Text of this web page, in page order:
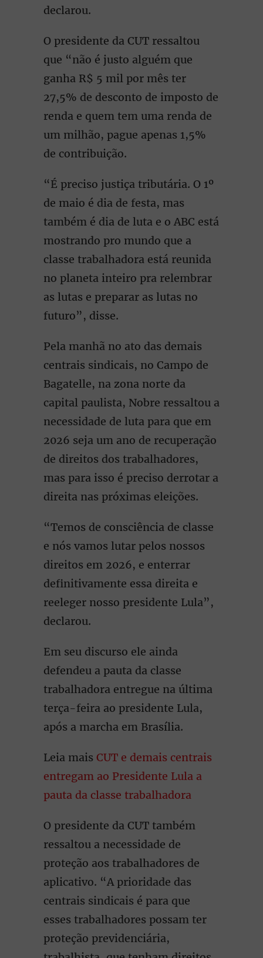
declarou.
O presidente da CUT ressaltou
que “não é justo alguém que
ganha R$ 5 mil por mês ter
27,5% de desconto de imposto de
renda e quem tem uma renda de
um milhão, pague apenas 1,5%
de contribuição.
“É preciso justiça tributária. O 1º
de maio é dia de festa, mas
também é dia de luta e o ABC está
mostrando pro mundo que a
classe trabalhadora está reunida
no planeta inteiro pra relembrar
as lutas e preparar as lutas no
futuro”, disse.
Pela manhã no ato das demais
centrais sindicais, no Campo de
Bagatelle, na zona norte da
capital paulista, Nobre ressaltou a
necessidade de luta para que em
2026 seja um ano de recuperação
de direitos dos trabalhadores,
mas para isso é preciso derrotar a
direita nas próximas eleições.
“Temos de consciência de classe
e nós vamos lutar pelos nossos
direitos em 2026, e enterrar
definitivamente essa direita e
reeleger nosso presidente Lula”,
declarou.
Em seu discurso ele ainda
defendeu a pauta da classe
trabalhadora entregue na última
terça-feira ao presidente Lula,
após a marcha em Brasília.
Leia mais CUT e demais centrais
entregam ao Presidente Lula a
pauta da classe trabalhadora
O presidente da CUT também
ressaltou a necessidade de
proteção aos trabalhadores de
aplicativo. “A prioridade das
centrais sindicais é para que
esses trabalhadores possam ter
proteção previdenciária,